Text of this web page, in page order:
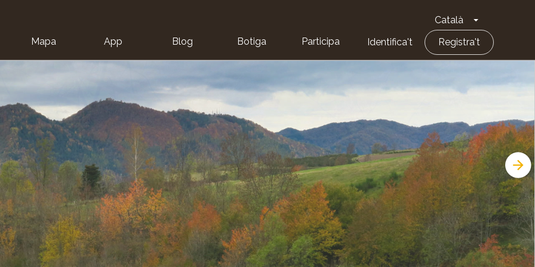
Català Toggle
Mapa App Blog Botiga Participa Identifica't Registra't